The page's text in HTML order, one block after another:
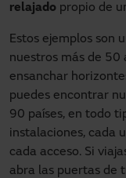
relajado propio de
Estos ejemplos son
nuestros más de 50
ensanchar
puedes encontrar
90 países, en todo
instalaciones, cada
cada acceso. Si
abra las puertas de